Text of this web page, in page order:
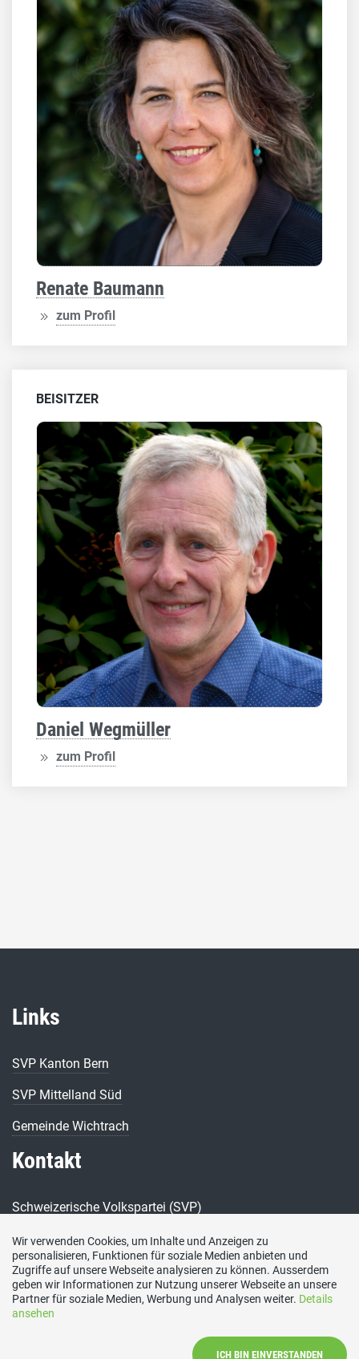
Renate Baumann
zum Profil
BEISITZER
Daniel Wegmüller
zum Profil
Links
SVP Kanton Bern
SVP Mittelland Süd
Gemeinde Wichtrach
Kontakt
Schweizerische Volkspartei (SVP)
Yannik Beugger, Präsident
Tel.: 077 442 40 77
E-Mail:yannik-beugger@bluewin.ch
Social Media
Wir verwenden Cookies, um Inhalte und Anzeigen zu
personalisieren, Funktionen für soziale Medien anbieten und
Zugriffe auf unsere Webseite analysieren zu können. Ausserdem
geben wir Informationen zur Nutzung unserer Webseite an unsere
Partner für soziale Medien, Werbung und Analysen weiter. Details
ansehen
ICH BIN EINVERSTANDEN